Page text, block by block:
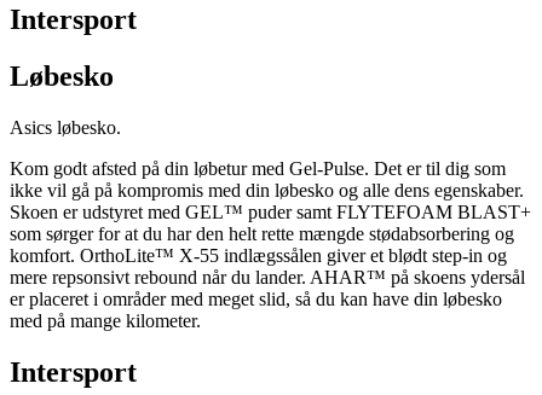
Intersport
Løbesko
Asics løbesko.
Kom godt afsted på din løbetur med Gel-Pulse. Det er til dig som
ikke vil gå på kompromis med din løbesko og alle dens egenskaber.
Skoen er udstyret med GEL™ puder samt FLYTEFOAM BLAST+
som sørger for at du har den helt rette mængde stødabsorbering og
komfort. OrthoLite™ X-55 indlægssålen giver et blødt step-in og
mere repsonsivt rebound når du lander. AHAR™ på skoens ydersål
er placeret i områder med meget slid, så du kan have din løbesko
med på mange kilometer.
Intersport